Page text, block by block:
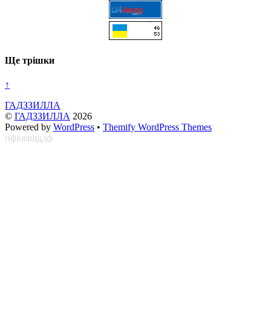
Ще трішки
↑
ГАДЗЗИЛЛА
© ГАДЗЗИЛЛА 2026
Powered by WordPress • Themify WordPress Themes
пфвяяшддф